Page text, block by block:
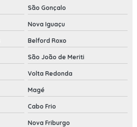
São Gonçalo
Nova Iguaçu
Belford Roxo
São João de Meriti
Volta Redonda
Magé
Cabo Frio
Nova Friburgo